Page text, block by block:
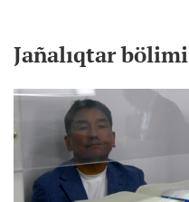
Jañalıqtar bölimi